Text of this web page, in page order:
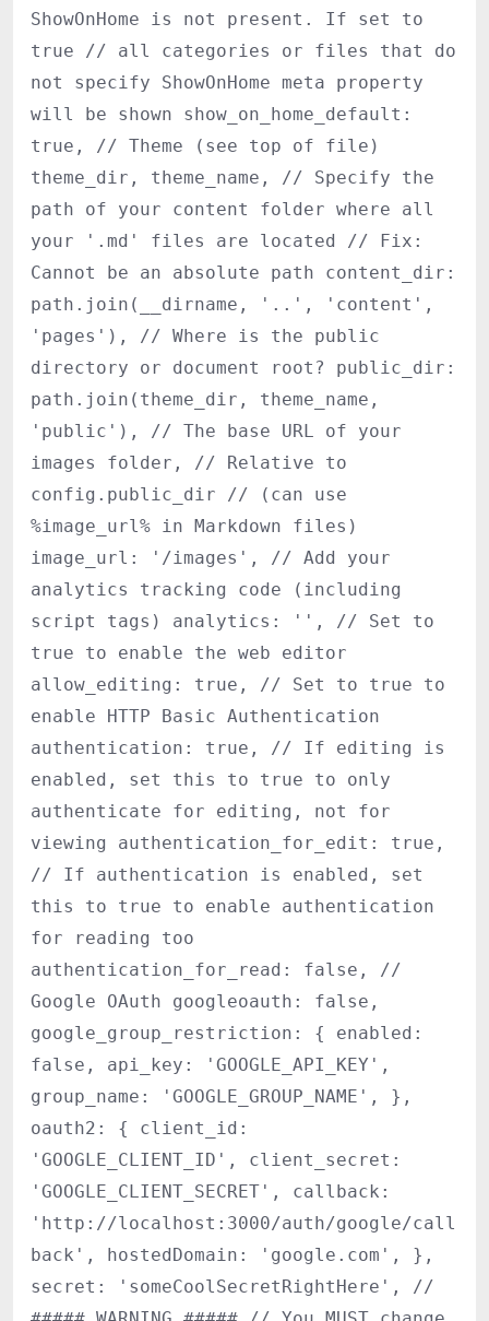
ShowOnHome is not present. If set to
true // all categories or files that do
not specify ShowOnHome meta property
will be shown show_on_home_default:
true, // Theme (see top of file)
theme_dir, theme_name, // Specify the
path of your content folder where all
your '.md' files are located // Fix:
Cannot be an absolute path content_dir:
path.join(__dirname, '..', 'content',
'pages'), // Where is the public
directory or document root? public_dir:
path.join(theme_dir, theme_name,
'public'), // The base URL of your
images folder, // Relative to
config.public_dir // (can use
%image_url% in Markdown files)
image_url: '/images', // Add your
analytics tracking code (including
script tags) analytics: '', // Set to
true to enable the web editor
allow_editing: true, // Set to true to
enable HTTP Basic Authentication
authentication: true, // If editing is
enabled, set this to true to only
authenticate for editing, not for
viewing authentication_for_edit: true,
// If authentication is enabled, set
this to true to enable authentication
for reading too
authentication_for_read: false, //
Google OAuth googleoauth: false,
google_group_restriction: { enabled:
false, api_key: 'GOOGLE_API_KEY',
group_name: 'GOOGLE_GROUP_NAME', },
oauth2: { client_id:
'GOOGLE_CLIENT_ID', client_secret:
'GOOGLE_CLIENT_SECRET', callback:
'http://localhost:3000/auth/google/call
back', hostedDomain: 'google.com', },
secret: 'someCoolSecretRightHere', //